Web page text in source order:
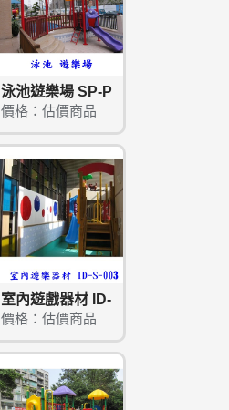
泳池遊樂場 SP-P
價格：估價商品
室內遊戲器材 ID-
價格：估價商品